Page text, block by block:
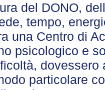
del DONO,
fede, tempo,
una Centro di
psicologico e
particolare